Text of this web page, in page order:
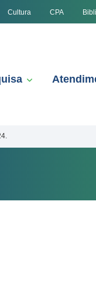
Cultura CPA